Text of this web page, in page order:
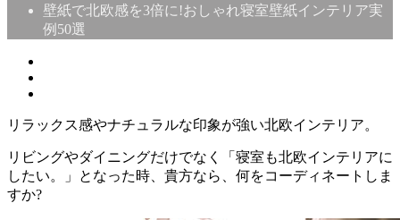
壁紙で北欧感を3倍に!おしゃれ寝室壁紙インテリア実
例50選
リラックス感やナチュラルな印象が強い北欧インテリア。
リビングやダイニングだけでなく「寝室も北欧インテリアに
したい。」となった時、貴方なら、何をコーディネートしま
すか?